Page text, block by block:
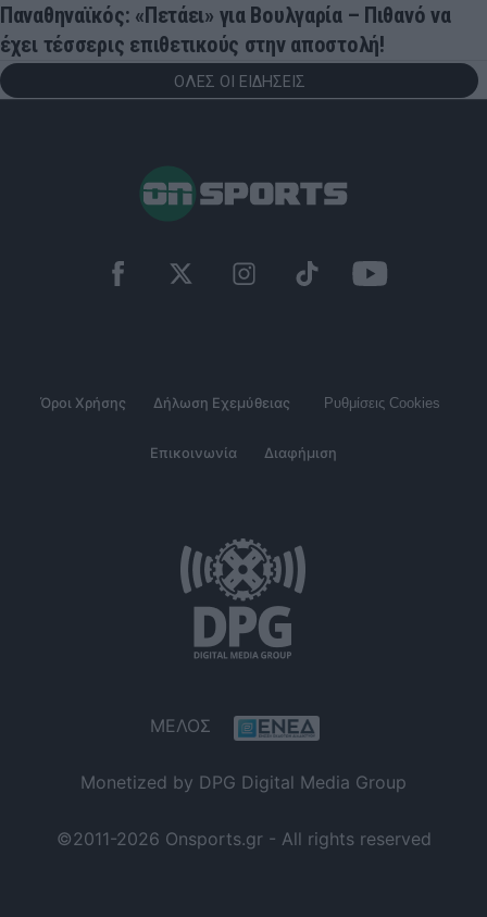
Παναθηναϊκός: «Πετάει» για Βουλγαρία – Πιθανό να
έχει τέσσερις επιθετικούς στην αποστολή!
ΟΛΕΣ ΟΙ ΕΙΔΗΣΕΙΣ
Όροι Χρήσης Δήλωση Εχεμύθειας Ρυθμίσεις Cookies
Επικοινωνία Διαφήμιση
ΜΕΛΟΣ
Monetized by DPG Digital Media Group
©2011-2026 Onsports.gr - All rights reserved